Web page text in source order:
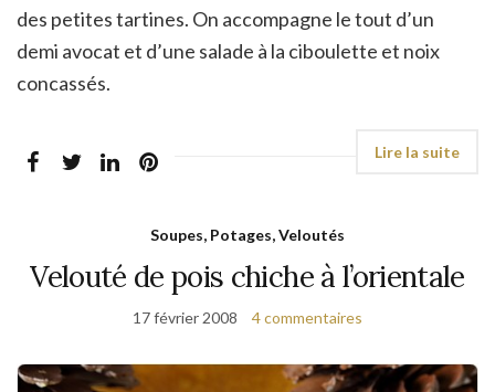
des petites tartines. On accompagne le tout d’un
demi avocat et d’une salade à la ciboulette et noix
concassés.
Soupes, Potages, Veloutés
Velouté de pois chiche à l’orientale
17 février 2008 4 commentaires